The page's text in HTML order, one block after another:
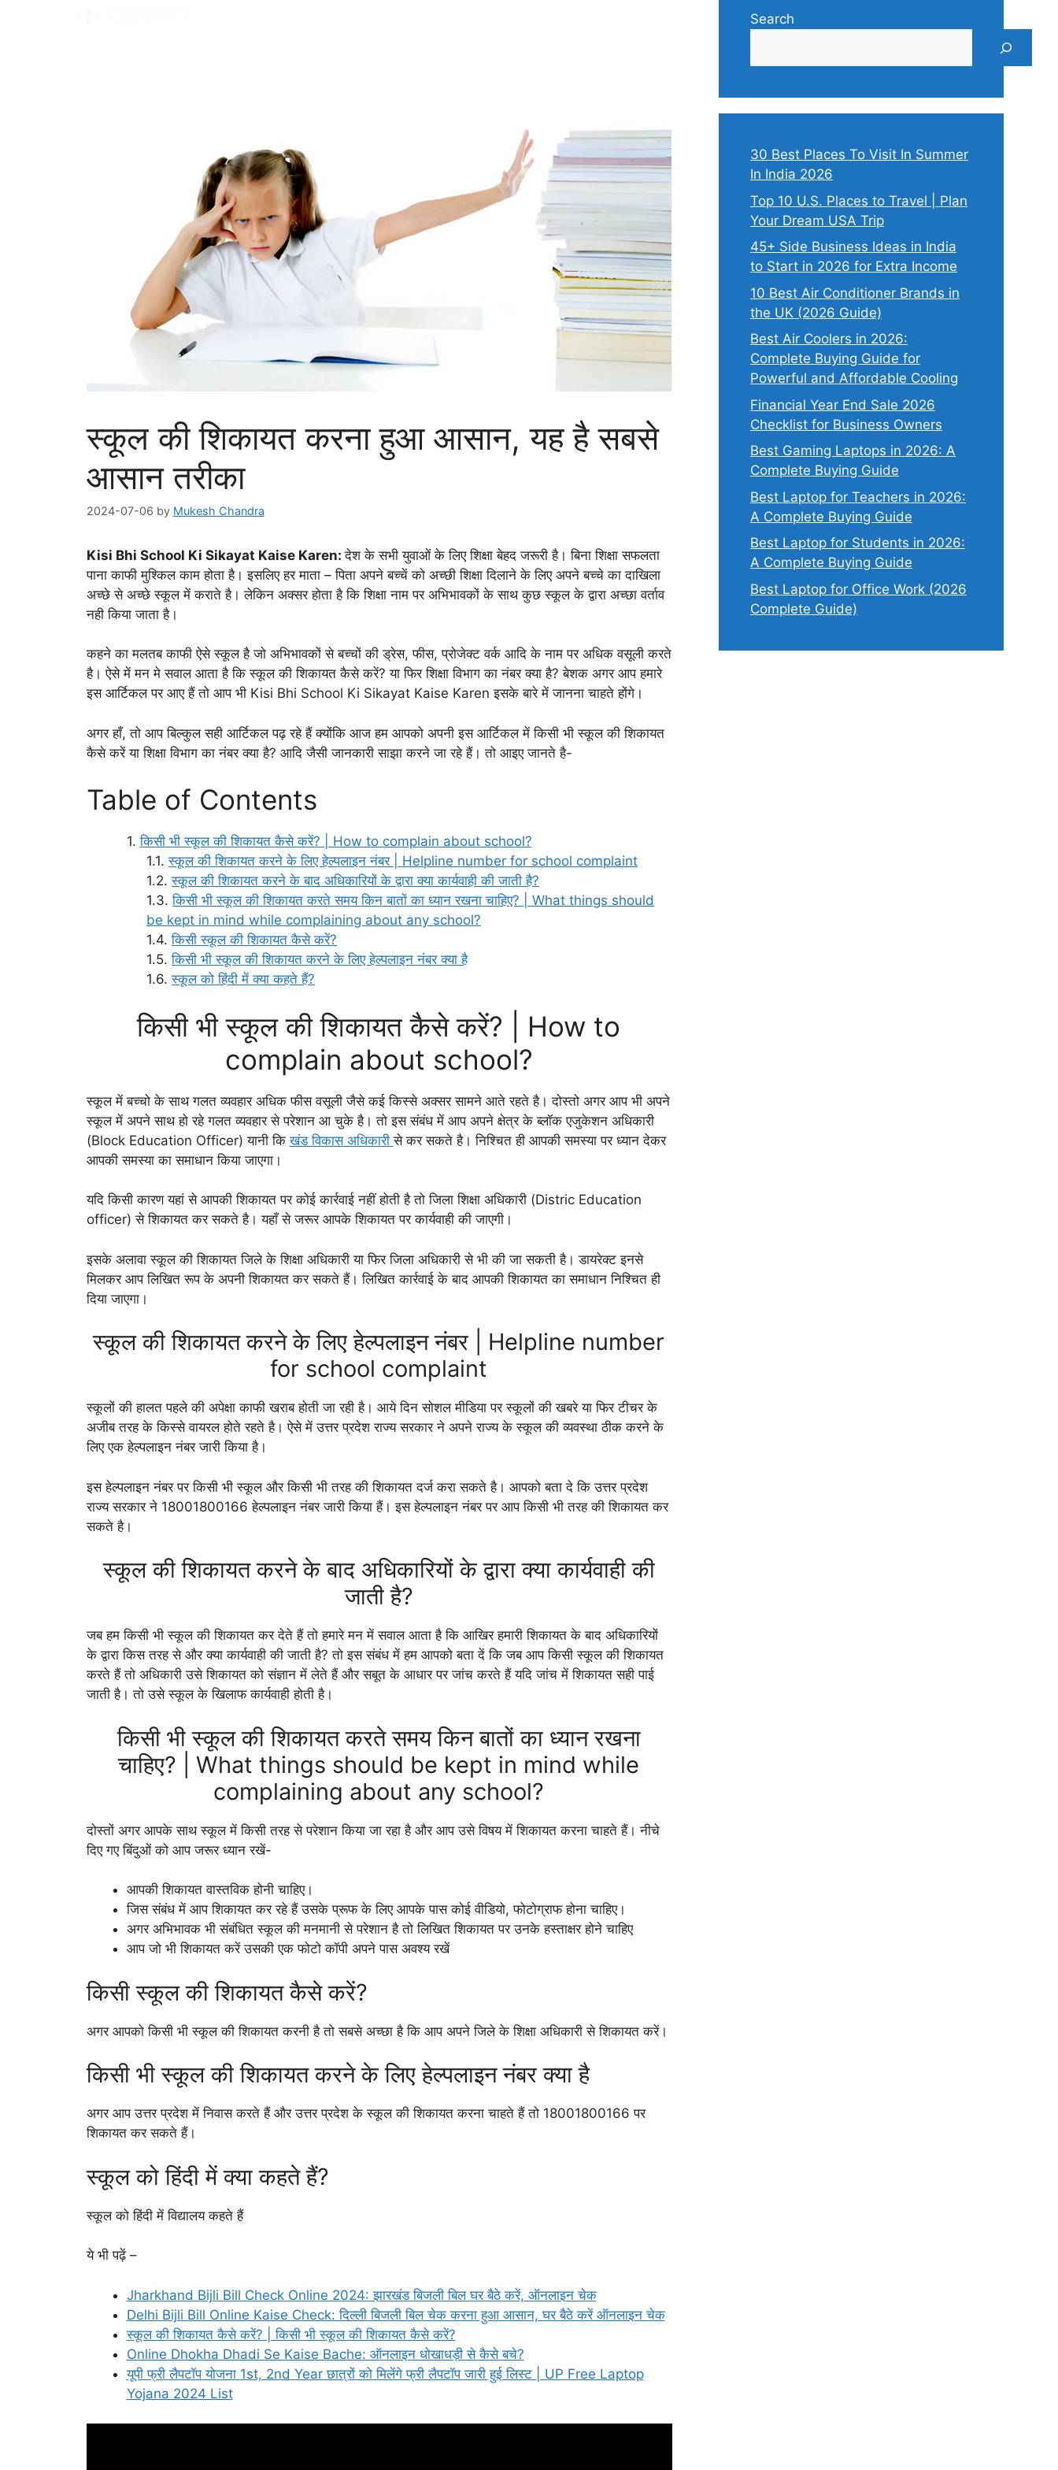
स्कूल की शिकायत करना हुआ आसान, यह है सबसे
आसान तरीका
2024-07-06 by Mukesh Chandra
Kisi Bhi School Ki Sikayat Kaise Karen:देश के सभी युवाओं के लिए शिक्षा बेहद जरूरी है। बिना शिक्षा सफलता
पाना काफी मुश्किल काम होता है। इसलिए हर माता – पिता अपने बच्चें को अच्छी शिक्षा दिलाने के लिए अपने बच्चे का दाखिला
अच्छे से अच्छे स्कूल में कराते है। लेकिन अक्सर होता है कि शिक्षा नाम पर अभिभावकों के साथ कुछ स्कूल के द्वारा अच्छा वर्ताव
नही किया जाता है।
कहने का मलतब काफी ऐसे स्कूल है जो अभिभावकों से बच्चों की ड्रेस, फीस, प्रोजेक्ट वर्क आदि के नाम पर अधिक वसूली करते
है। ऐसे में मन मे सवाल आता है कि स्कूल की शिकायत कैसे करें? या फिर शिक्षा विभाग का नंबर क्या है? बेशक अगर आप हमारे
इस आर्टिकल पर आए हैं तो आप भी Kisi Bhi School Ki Sikayat Kaise Karen इसके बारे में जानना चाहते होंगे।
अगर हाँ, तो आप बिल्कुल सही आर्टिकल पढ़ रहे हैं क्योंकि आज हम आपको अपनी इस आर्टिकल में किसी भी स्कूल की शिकायत
कैसे करें या शिक्षा विभाग का नंबर क्या है? आदि जैसी जानकारी साझा करने जा रहे हैं। तो आइए जानते है-
Table of Contents
किसी भी स्कूल की शिकायत कैसे करें? | How to complain about school?
स्कूल की शिकायत करने के लिए हेल्पलाइन नंबर | Helpline number for school complaint
स्कूल की शिकायत करने के बाद अधिकारियों के द्वारा क्या कार्यवाही की जाती है?
किसी भी स्कूल की शिकायत करते समय किन बातों का ध्यान रखना चाहिए? | What things should
be kept in mind while complaining about any school?
किसी स्कूल की शिकायत कैसे करें?
किसी भी स्कूल की शिकायत करने के लिए हेल्पलाइन नंबर क्या है
स्कूल को हिंदी में क्या कहते हैं?
किसी भी स्कूल की शिकायत कैसे करें? | How to
complain about school?
स्कूल में बच्चो के साथ गलत व्यवहार अधिक फीस वसूली जैसे कई किस्से अक्सर सामने आते रहते है। दोस्तो अगर आप भी अपने
स्कूल में अपने साथ हो रहे गलत व्यवहार से परेशान आ चुके है। तो इस संबंध में आप अपने क्षेत्र के ब्लॉक एजुकेशन अधिकारी
(Block Education Officer) यानी किखंड विकास अधिकारीसे कर सकते है। निश्चित ही आपकी समस्या पर ध्यान देकर
आपकी समस्या का समाधान किया जाएगा।
यदि किसी कारण यहां से आपकी शिकायत पर कोई कार्रवाई नहीं होती है तो जिला शिक्षा अधिकारी (Distric Education
officer) से शिकायत कर सकते है। यहाँ से जरूर आपके शिकायत पर कार्यवाही की जाएगी।
इसके अलावा स्कूल की शिकायत जिले के शिक्षा अधिकारी या फिर जिला अधिकारी से भी की जा सकती है। डायरेक्ट इनसे
मिलकर आप लिखित रूप के अपनी शिकायत कर सकते हैं। लिखित कार्रवाई के बाद आपकी शिकायत का समाधान निश्चित ही
दिया जाएगा।
स्कूल की शिकायत करने के लिए हेल्पलाइन नंबर | Helpline number
for school complaint
स्कूलों की हालत पहले की अपेक्षा काफी खराब होती जा रही है। आये दिन सोशल मीडिया पर स्कूलों की खबरे या फिर टीचर के
अजीब तरह के किस्से वायरल होते रहते है। ऐसे में उत्तर प्रदेश राज्य सरकार ने अपने राज्य के स्कूल की व्यवस्था ठीक करने के
लिए एक हेल्पलाइन नंबर जारी किया है।
इस हेल्पलाइन नंबर पर किसी भी स्कूल और किसी भी तरह की शिकायत दर्ज करा सकते है। आपको बता दे कि उत्तर प्रदेश
राज्य सरकार ने 18001800166 हेल्पलाइन नंबर जारी किया हैं। इस हेल्पलाइन नंबर पर आप किसी भी तरह की शिकायत कर
सकते है।
स्कूल की शिकायत करने के बाद अधिकारियों के द्वारा क्या कार्यवाही की
जाती है?
जब हम किसी भी स्कूल की शिकायत कर देते हैं तो हमारे मन में सवाल आता है कि आखिर हमारी शिकायत के बाद अधिकारियों
के द्वारा किस तरह से और क्या कार्यवाही की जाती है? तो इस संबंध में हम आपको बता दें कि जब आप किसी स्कूल की शिकायत
करते हैं तो अधिकारी उसे शिकायत को संज्ञान में लेते हैं और सबूत के आधार पर जांच करते हैं यदि जांच में शिकायत सही पाई
जाती है। तो उसे स्कूल के खिलाफ कार्यवाही होती है।
किसी भी स्कूल की शिकायत करते समय किन बातों का ध्यान रखना
चाहिए? | What things should be kept in mind while
complaining about any school?
दोस्तों अगर आपके साथ स्कूल में किसी तरह से परेशान किया जा रहा है और आप उसे विषय में शिकायत करना चाहते हैं। नीचे
दिए गए बिंदुओं को आप जरूर ध्यान रखें-
आपकी शिकायत वास्तविक होनी चाहिए।
जिस संबंध में आप शिकायत कर रहे हैं उसके प्रूफ के लिए आपके पास कोई वीडियो, फोटोग्राफ होना चाहिए।
अगर अभिभावक भी संबंधित स्कूल की मनमानी से परेशान है तो लिखित शिकायत पर उनके हस्ताक्षर होने चाहिए
आप जो भी शिकायत करें उसकी एक फोटो कॉपी अपने पास अवश्य रखें
किसी स्कूल की शिकायत कैसे करें?
अगर आपको किसी भी स्कूल की शिकायत करनी है तो सबसे अच्छा है कि आप अपने जिले के शिक्षा अधिकारी से शिकायत करें।
किसी भी स्कूल की शिकायत करने के लिए हेल्पलाइन नंबर क्या है
अगर आप उत्तर प्रदेश में निवास करते हैं और उत्तर प्रदेश के स्कूल की शिकायत करना चाहते हैं तो 18001800166 पर
शिकायत कर सकते हैं।
स्कूल को हिंदी में क्या कहते हैं?
स्कूल को हिंदी में विद्यालय कहते हैं
ये भी पढ़ें –
Jharkhand Bijli Bill Check Online 2024: झारखंड बिजली बिल घर बैठे करें, ऑनलाइन चेक
Delhi Bijli Bill Online Kaise Check: दिल्ली बिजली बिल चेक करना हुआ आसान, घर बैठे करें ऑनलाइन चेक
स्कूल की शिकायत कैसे करें? | किसी भी स्कूल की शिकायत कैसे करें?
Online Dhokha Dhadi Se Kaise Bache: ऑनलाइन धोखाधड़ी से कैसे बचे?
यूपी फ्री लैपटॉप योजना 1st, 2nd Year छात्रों को मिलेंगे फ्री लैपटॉप जारी हुई लिस्ट | UP Free Laptop
Yojana 2024 List
Search
30 Best Places To Visit In Summer
In India 2026
Top 10 U.S. Places to Travel | Plan
Your Dream USA Trip
45+ Side Business Ideas in India
to Start in 2026 for Extra Income
10 Best Air Conditioner Brands in
the UK (2026 Guide)
Best Air Coolers in 2026:
Complete Buying Guide for
Powerful and Affordable Cooling
Financial Year End Sale 2026
Checklist for Business Owners
Best Gaming Laptops in 2026: A
Complete Buying Guide
Best Laptop for Teachers in 2026:
A Complete Buying Guide
Best Laptop for Students in 2026:
A Complete Buying Guide
Best Laptop for Office Work (2026
Complete Guide)